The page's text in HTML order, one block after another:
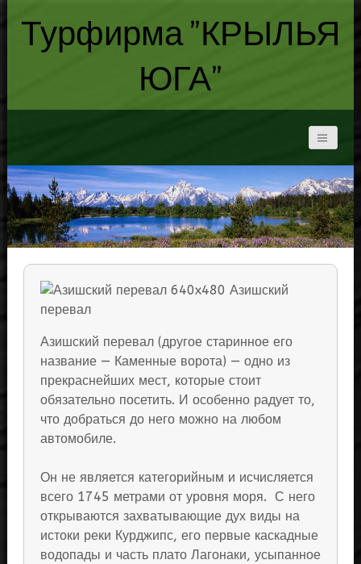
Турфирма "КРЫЛЬЯ
ЮГА"
Азишский перевал (другое старинное его
название — Каменные ворота) — одно из
прекраснейших мест, которые стоит
обязательно посетить. И особенно радует то,
что добраться до него можно на любом
автомобиле.
Он не является категорийным и исчисляется
всего 1745 метрами от уровня моря. С него
открываются захватывающие дух виды на
истоки реки Курджипс, его первые каскадные
водопады и часть плато Лагонаки, усыпанное